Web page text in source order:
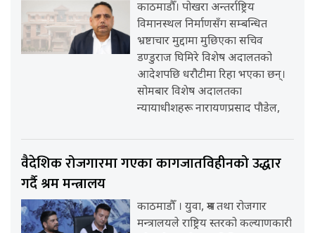
काठमाडौँ। पोखरा अन्तर्राष्ट्रिय
विमानस्थल निर्माणसँग सम्बन्धित
भ्रष्टाचार मुद्दामा मुछिएका सचिव
डण्डुराज घिमिरे विशेष अदालतको
आदेशपछि धरौटीमा रिहा भएका छन्।
सोमबार विशेष अदालतका
न्यायाधीशहरू नारायणप्रसाद पौडेल,
वैदेशिक रोजगारमा गएका कागजातविहीनको उद्धार
गर्दै श्रम मन्त्रालय
काठमाडौँ । युवा, श्रम तथा रोजगार
मन्त्रालयले राष्ट्रिय स्तरको कल्याणकारी